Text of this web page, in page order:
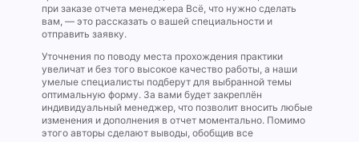
при заказе отчета менеджера Всё, что нужно сделать
вам, — это рассказать о вашей специальности и
отправить заявку.
Уточнения по поводу места прохождения практики
увеличат и без того высокое качество работы, а наши
умелые специалисты подберут для выбранной темы
оптимальную форму. За вами будет закреплён
индивидуальный менеджер, что позволит вносить любые
изменения и дополнения в отчет моментально. Помимо
этого авторы сделают выводы, обобщив все